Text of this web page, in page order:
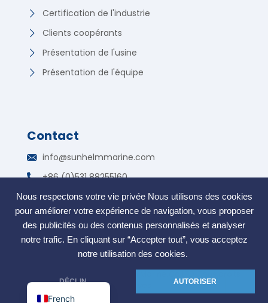
Nous respectons votre vie privée Nous utilisons des cookies
pour améliorer votre expérience de navigation, vous proposer
des publicités ou des contenus personnalisés et analyser
notre trafic. En cliquant sur “Accepter tout”, vous acceptez
notre utilisation des cookies.
DÉCLIN AUTORISER
Certification de l'industrie
Clients coopérants
Présentation de l'usine
Présentation de l'équipe
Contact
info@sunhelmmarine.com
+86 (0)531 88255160
WhatsApp : +86 135 7317 2195
Zone de libre-échange, Jinan, Shandong, Chine
French
English
Indonesian
Spanish
Arabic
Portuguese
Russian
Korean
German